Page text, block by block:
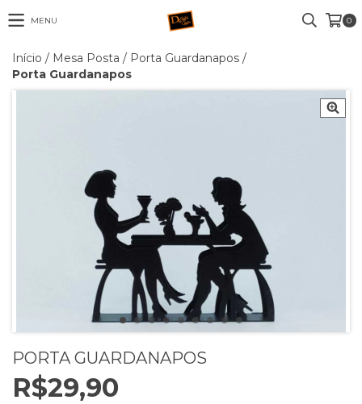
MENU 0
Início / Mesa Posta / Porta Guardanapos /
Porta Guardanapos
PORTA GUARDANAPOS
R$29,90